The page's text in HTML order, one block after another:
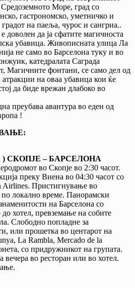
Средоземното Море, град со
гастрономско, уметничко и
на паеља, чурос и сангриа..
доволен да ја сфатите магичноста
убавица. Живописната улица Ла
не само во Барселона туку и во
катедралата Саграда
Магичните фонтани, се само дел од
атракции на оваа убавица кои ќе
да биде врежан длабоко во
преубава авантура во еден од
!
) СКОПЈЕ – БАРСЕЛОНА
во Скопје во 2:30 часот.
преку Виена во 04:30 часот со
Airlines. Пристигнување во
по локално време. Панорамски
на Барселона со
хотел, превземање на собите
Слободно попладне за
или прошетка во центарот на
La Rambla, Mercado de la
со придружникот на групата.
во ресторан или во хотел.